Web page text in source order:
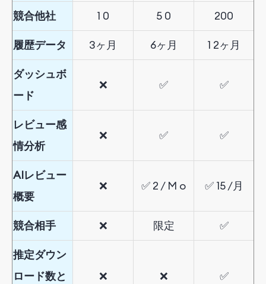
競合他社 1 0 5 0 200
履歴データ 3ヶ 月 6ヶ 月 1 2ヶ 月
ダッシュボ
ード
❌ ✅ ✅
レビュー感
情分析
❌ ✅ ✅
AIレビュー
概要
❌ ✅ 2 / M o ✅15/月
競合相手 ❌ 限定 ✅
推定ダウン
ロード数と
❌ ❌ ✅